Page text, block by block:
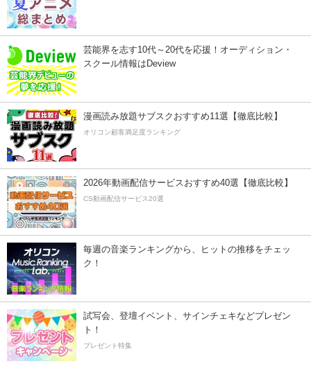
芸能界を志す10代～20代を応援！オーディション・
スクール情報はDeview
漫画読み放題サブスクおすすめ11選【徹底比較】
オリコン顧客満足度ランキング
2026年動画配信サービスおすすめ40選【徹底比較】
CS動画配信サービス20選
毎週の音楽ランキングから、ヒットの推移をチェッ
ク！
試写会、登壇イベント、サインチェキなどプレゼン
ト！
プレゼント特集